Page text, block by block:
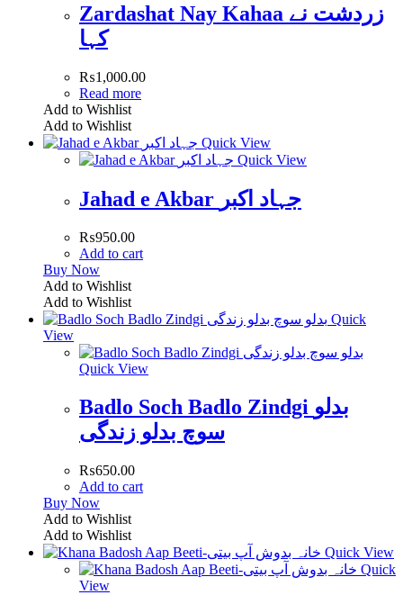
Zardashat Nay Kahaa زردشت نے
کہا
₨1,000.00
Read more
Add to Wishlist
Add to Wishlist
Quick View
Quick View
Jahad e Akbar جہاد اکبر
₨950.00
Add to cart
Buy Now
Add to Wishlist
Add to Wishlist
Quick
View
Quick View
Badlo Soch Badlo Zindgi بدلو
سوچ بدلو زندگی
₨650.00
Add to cart
Buy Now
Add to Wishlist
Add to Wishlist
Quick View
Quick
View